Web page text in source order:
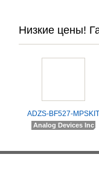
Низкие цены!
ADZS-BF527-MPSKIT
Analog Devices Inc